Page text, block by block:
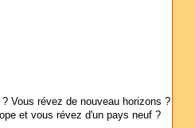
Vous révez de nouveau horizons ?
et vous révez d'un pays neuf ?